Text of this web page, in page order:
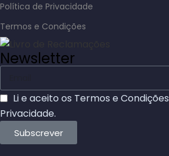
Política de Privacidade
Termos e Condições
Newsletter
Li e aceito os Termos e Condições
Privacidade.
Subscrever